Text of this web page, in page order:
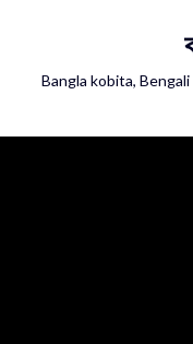
Bangla kobita, Bengali